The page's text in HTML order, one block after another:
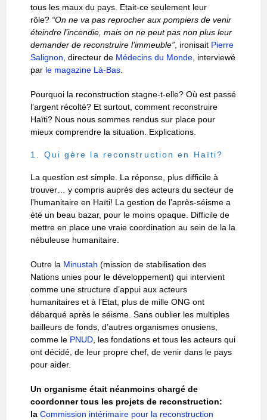
tous les maux du pays. Etait-ce seulement leur
rôle? “On ne va pas reprocher aux pompiers de venir
éteindre l’incendie, mais on ne peut pas non plus leur
demander de reconstruire l’immeuble”, ironisait Pierre
Salignon, directeur de Médecins du Monde, interviewé
par le magazine Là-Bas.
Pourquoi la reconstruction stagne-t-elle? Où est passé
l’argent récolté? Et surtout, comment reconstruire
Haïti? Nous nous sommes rendus sur place pour
mieux comprendre la situation. Explications.
1. Qui gère la reconstruction en Haïti?
La question est simple. La réponse, plus difficile à
trouver… y compris auprès des acteurs du secteur de
l’humanitaire en Haïti! La gestion de l’après-séisme a
été un beau bazar, pour le moins opaque. Difficile de
mettre en place une vraie coordination au sein de la la
nébuleuse humanitaire.
Outre la Minustah (mission de stabilisation des
Nations unies pour le développement) qui intervient
comme une structure d’appui aux acteurs
humanitaires et à l’Etat, plus de mille ONG ont
débarqué après le séisme. Sans oublier les multiples
bailleurs de fonds, d’autres organismes onusiens,
comme le PNUD, les fondations et tous les acteurs qui
ont décidé, de leur propre chef, de venir dans le pays
pour aider.
Un organisme était néanmoins chargé de
coordonner tous les projets de reconstruction:
laCommission intérimaire pour la reconstruction